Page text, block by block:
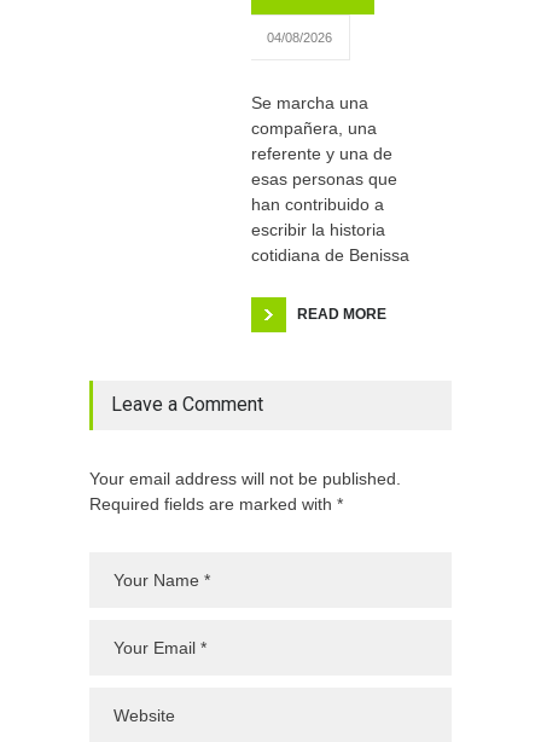
04/08/2026
Se marcha una
compañera, una
referente y una de
esas personas que
han contribuido a
escribir la historia
cotidiana de Benissa
READ MORE
Leave a Comment
Your email address will not be published.
Required fields are marked with *